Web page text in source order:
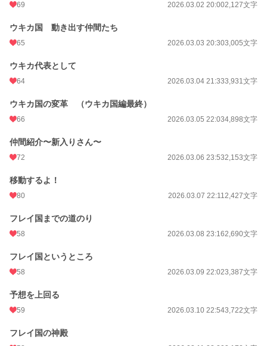
69 2026.03.02 20:002,127文字
ウキカ国 動き出す仲間たち
65 2026.03.03 20:303,005文字
ウキカ代表として
64 2026.03.04 21:333,931文字
ウキカ国の変革 （ウキカ国編最終）
66 2026.03.05 22:034,898文字
仲間紹介〜新入りさん〜
72 2026.03.06 23:532,153文字
移動するよ！
80 2026.03.07 22:112,427文字
フレイ国までの道のり
58 2026.03.08 23:162,690文字
フレイ国というところ
58 2026.03.09 22:023,387文字
予想を上回る
59 2026.03.10 22:543,722文字
フレイ国の神殿